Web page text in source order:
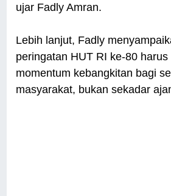
ujar Fadly Amran.
Lebih lanjut, Fadly
peringatan HUT RI ke-80 harus
momentum kebangkitan bagi
masyarakat, bukan sekadar